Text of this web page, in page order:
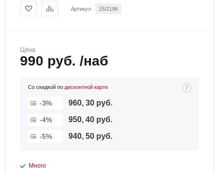
Артикул 15/2196
Цена
990 руб. /наб
Со скидкой по дисконтной карте
-3% 960, 30 руб.
-4% 950, 40 руб.
-5% 940, 50 руб.
Много